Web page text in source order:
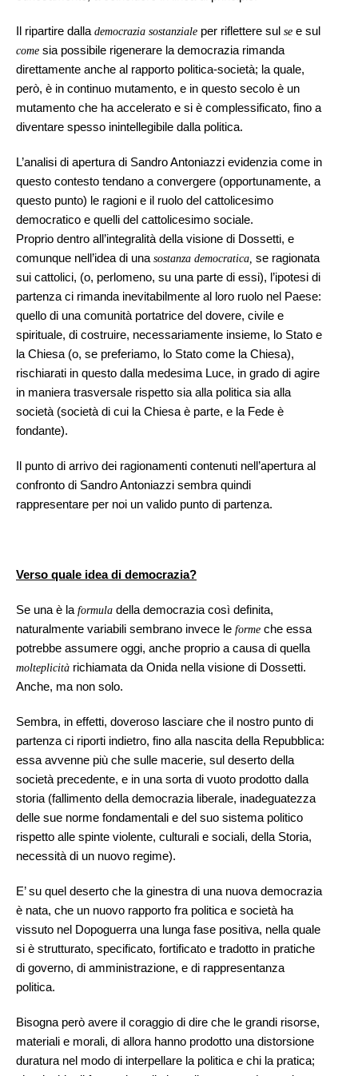
Il ripartire dalla democrazia sostanziale per riflettere sul se e sul
come sia possibile rigenerare la democrazia rimanda
direttamente anche al rapporto politica-società; la quale,
però, è in continuo mutamento, e in questo secolo è un
mutamento che ha accelerato e si è complessificato, fino a
diventare spesso inintellegibile dalla politica.
L’analisi di apertura di Sandro Antoniazzi evidenzia come in
questo contesto tendano a convergere (opportunamente, a
questo punto) le ragioni e il ruolo del cattolicesimo
democratico e quelli del cattolicesimo sociale.
Proprio dentro all’integralità della visione di Dossetti, e
comunque nell’idea di una sostanza democratica, se ragionata
sui cattolici, (o, perlomeno, su una parte di essi), l’ipotesi di
partenza ci rimanda inevitabilmente al loro ruolo nel Paese:
quello di una comunità portatrice del dovere, civile e
spirituale, di costruire, necessariamente insieme, lo Stato e
la Chiesa (o, se preferiamo, lo Stato come la Chiesa),
rischiarati in questo dalla medesima Luce, in grado di agire
in maniera trasversale rispetto sia alla politica sia alla
società (società di cui la Chiesa è parte, e la Fede è
fondante).
Il punto di arrivo dei ragionamenti contenuti nell’apertura al
confronto di Sandro Antoniazzi sembra quindi
rappresentare per noi un valido punto di partenza.
Verso quale idea di democrazia?
Se una è la formula della democrazia così definita,
naturalmente variabili sembrano invece le forme che essa
potrebbe assumere oggi, anche proprio a causa di quella
molteplicità richiamata da Onida nella visione di Dossetti.
Anche, ma non solo.
Sembra, in effetti, doveroso lasciare che il nostro punto di
partenza ci riporti indietro, fino alla nascita della Repubblica:
essa avvenne più che sulle macerie, sul deserto della
società precedente, e in una sorta di vuoto prodotto dalla
storia (fallimento della democrazia liberale, inadeguatezza
delle sue norme fondamentali e del suo sistema politico
rispetto alle spinte violente, culturali e sociali, della Storia,
necessità di un nuovo regime).
E’ su quel deserto che la ginestra di una nuova democrazia
è nata, che un nuovo rapporto fra politica e società ha
vissuto nel Dopoguerra una lunga fase positiva, nella quale
si è strutturato, specificato, fortificato e tradotto in pratiche
di governo, di amministrazione, e di rappresentanza
politica.
Bisogna però avere il coraggio di dire che le grandi risorse,
materiali e morali, di allora hanno prodotto una distorsione
duratura nel modo di interpellare la politica e chi la pratica;